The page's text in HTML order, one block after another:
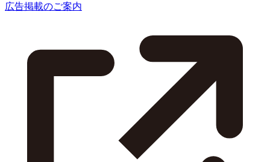
広告掲載のご案内